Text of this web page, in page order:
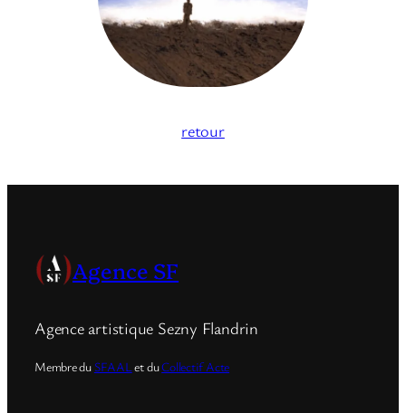
retour
Agence SF
Agence artistique Sezny Flandrin
Membre du SFAALet duCollectif Acte